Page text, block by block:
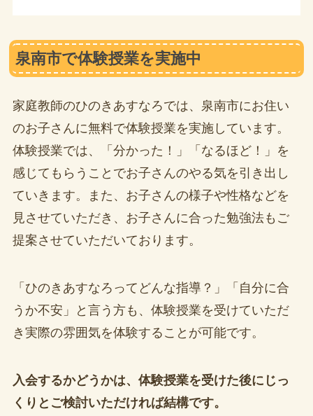
泉南市で体験授業を実施中
家庭教師のひのきあすなろでは、泉南市にお住い
のお子さんに無料で体験授業を実施しています。
体験授業では、「分かった！」「なるほど！」を
感じてもらうことでお子さんのやる気を引き出し
ていきます。また、お子さんの様子や性格などを
見させていただき、お子さんに合った勉強法もご
提案させていただいております。
「ひのきあすなろってどんな指導？」「自分に合
うか不安」と言う方も、体験授業を受けていただ
き実際の雰囲気を体験することが可能です。
入会するかどうかは、体験授業を受けた後にじっ
くりとご検討いただければ結構です。